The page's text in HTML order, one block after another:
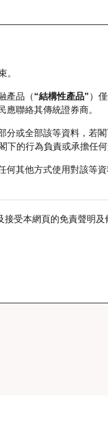
。
產品（“結構性產品”）
聯絡其傳統證券商。
或全部該等資料，若
下的行為負責或承擔任何
其他方式使用對該等
接受本網頁的免責聲明及
資者只需根據認股證
認股證數據和行情信